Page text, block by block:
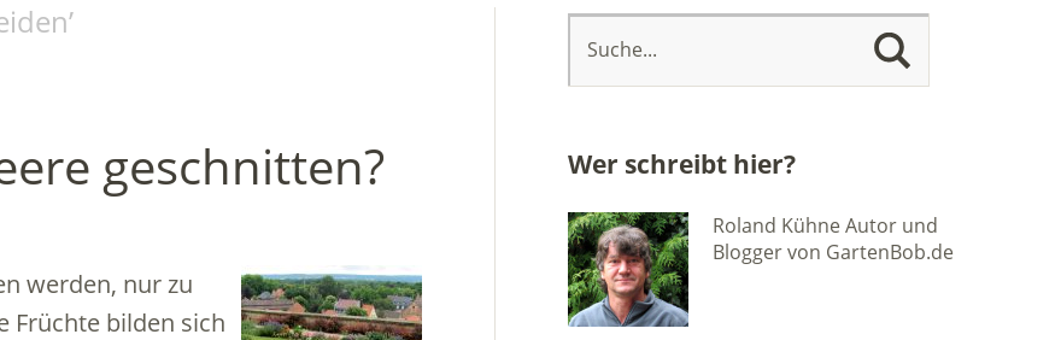
’
geschnitten?
werden, nur zu
Früchte bilden sich
Wer schreibt hier?
Roland Kühne Autor und
Blogger von GartenBob.de